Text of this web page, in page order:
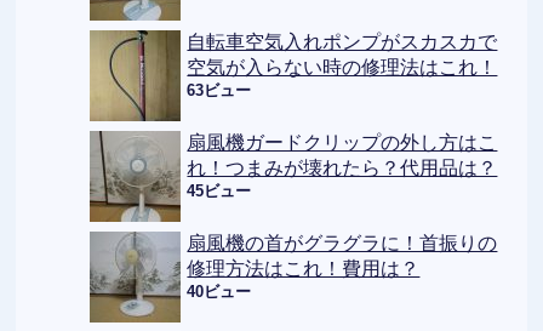
自転車空気入れポンプがスカスカで
空気が入らない時の修理法はこれ！
63ビュー
扇風機ガードクリップの外し方はこ
れ！つまみが壊れたら？代用品は？
45ビュー
扇風機の首がグラグラに！首振りの
修理方法はこれ！費用は？
40ビュー